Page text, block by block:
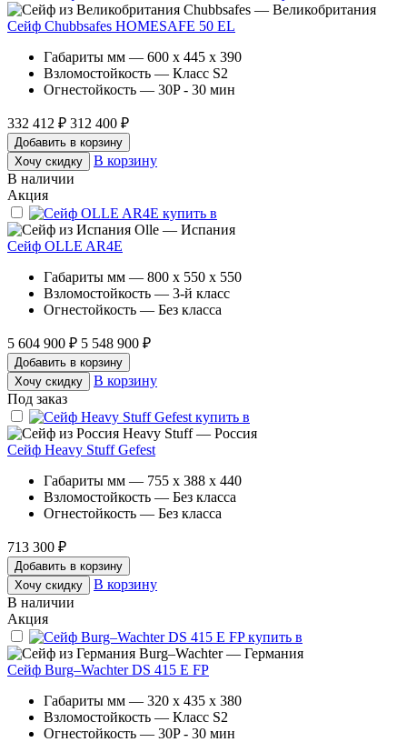
Chubbsafes — Великобритания
Сейф Chubbsafes HOMESAFE 50 EL
Габариты мм — 600 x 445 x 390
Взломостойкость — Класс S2
Огнестойкость — 30P - 30 мин
332 412 ₽ 312 400 ₽
Добавить в корзину
Хочу скидку
В корзину
В наличии
Акция
Olle — Испания
Сейф OLLE AR4E
Габариты мм — 800 x 550 x 550
Взломостойкость — 3-й класс
Огнестойкость — Без класса
5 604 900 ₽ 5 548 900 ₽
Добавить в корзину
Хочу скидку
В корзину
Под заказ
Heavy Stuff — Россия
Сейф Heavy Stuff Gefest
Габариты мм — 755 x 388 x 440
Взломостойкость — Без класса
Огнестойкость — Без класса
713 300 ₽
Добавить в корзину
Хочу скидку
В корзину
В наличии
Акция
Burg–Wachter — Германия
Сейф Burg–Wachter DS 415 E FP
Габариты мм — 320 x 435 x 380
Взломостойкость — Класс S2
Огнестойкость — 30P - 30 мин